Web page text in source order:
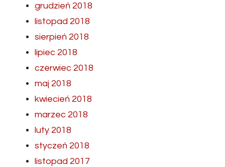
grudzień 2018
listopad 2018
sierpień 2018
lipiec 2018
czerwiec 2018
maj 2018
kwiecień 2018
marzec 2018
luty 2018
styczeń 2018
listopad 2017